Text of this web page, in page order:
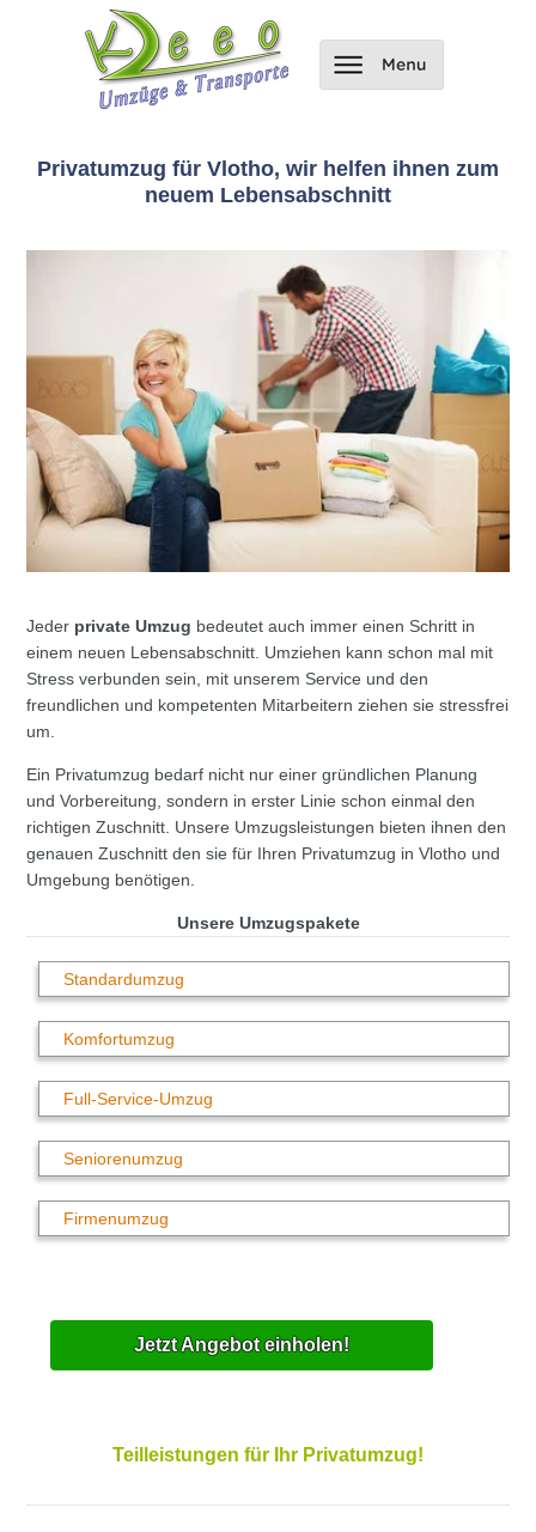
Privatumzug für Vlotho, wir helfen ihnen zum
neuem Lebensabschnitt
Jeder private Umzug bedeutet auch immer einen Schritt in
einem neuen Lebensabschnitt. Umziehen kann schon mal mit
Stress verbunden sein, mit unserem Service und den
freundlichen und kompetenten Mitarbeitern ziehen sie stressfrei
um.
Ein Privatumzug bedarf nicht nur einer gründlichen Planung
und Vorbereitung, sondern in erster Linie schon einmal den
richtigen Zuschnitt. Unsere Umzugsleistungen bieten ihnen den
genauen Zuschnitt den sie für Ihren Privatumzug in Vlotho und
Umgebung benötigen.
Unsere Umzugspakete
Standardumzug
Komfortumzug
Full-Service-Umzug
Seniorenumzug
Firmenumzug
Jetzt Angebot einholen!
Teilleistungen für Ihr Privatumzug!